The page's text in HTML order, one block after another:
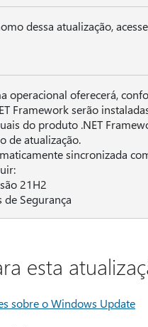
dessa atualização,
operacional oferecerá,
Framework serão
do produto .NET
de atualização.
sincronizada
21H2
de Segurança
esta
sobre o Windows Update